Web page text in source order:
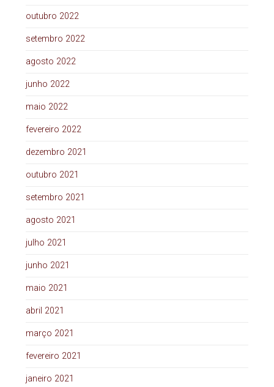
outubro 2022
setembro 2022
agosto 2022
junho 2022
maio 2022
fevereiro 2022
dezembro 2021
outubro 2021
setembro 2021
agosto 2021
julho 2021
junho 2021
maio 2021
abril 2021
março 2021
fevereiro 2021
janeiro 2021